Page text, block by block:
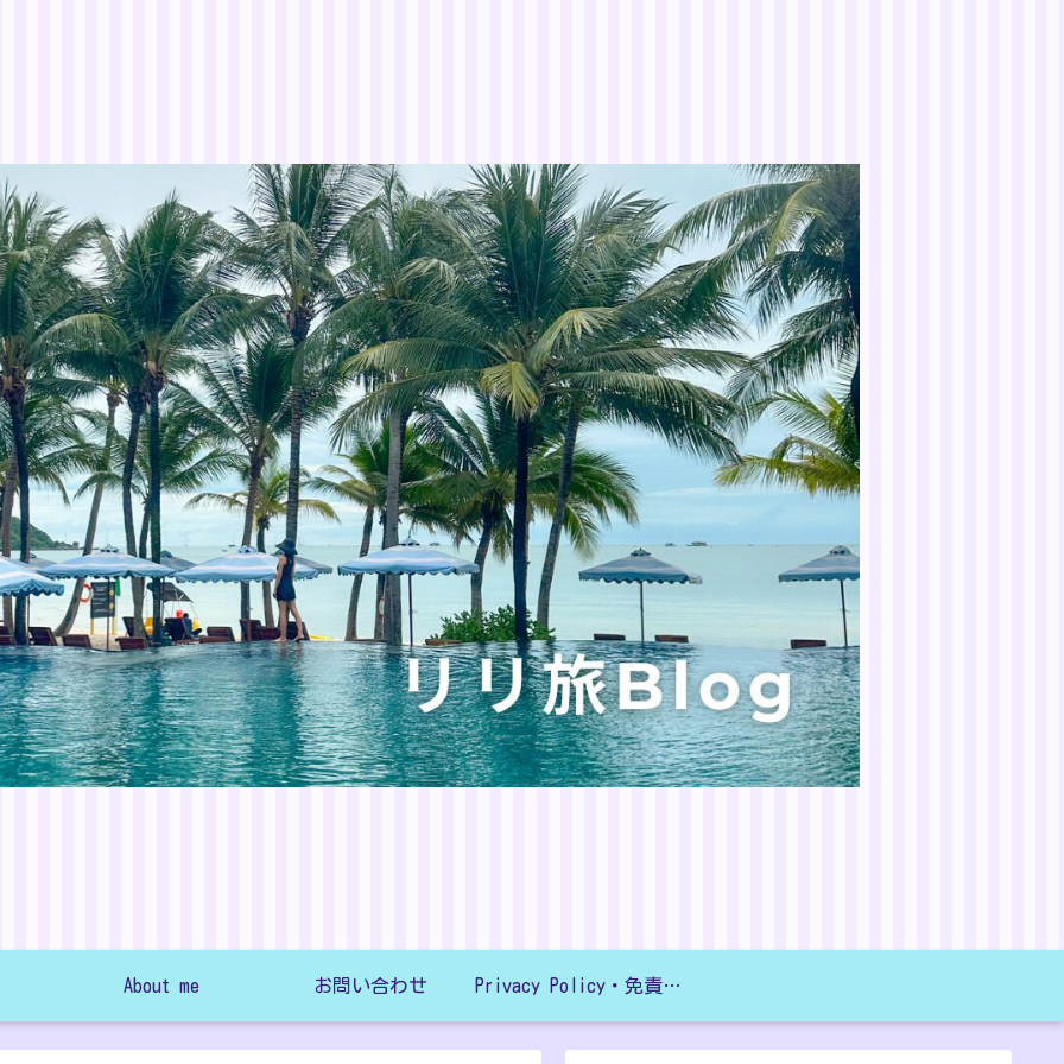
About me お問い合わせ Privacy Policy・免責事項